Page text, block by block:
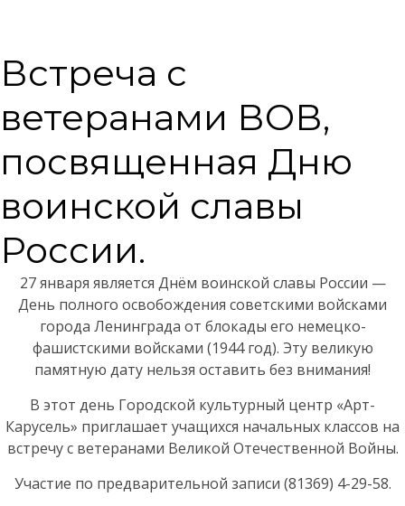
Встреча с
ветеранами ВОВ,
посвященная Дню
воинской славы
России.
27 января является Днём воинской славы России —
День полного освобождения советскими войсками
города Ленинграда от блокады его немецко-
фашистскими войсками (1944 год). Эту великую
памятную дату нельзя оставить без внимания!
В этот день Городской культурный центр «Арт-
Карусель» приглашает учащихся начальных классов на
встречу с ветеранами Великой Отечественной Войны.
Участие по предварительной записи (81369) 4-29-58.